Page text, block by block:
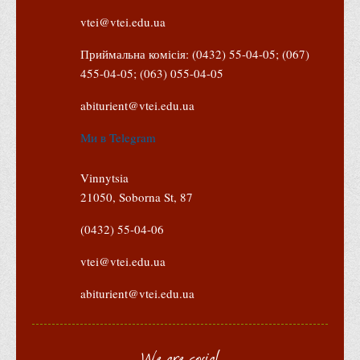
Музей грошей
Реквізити для оплати
Інформація про гуртожитки
вакантні місця державного замовлення
Положення про старосту академічної групи
vtei@vtei.edu.ua
Приймальна комісія: (0432) 55-04-05; (067)
455-04-05; (063) 055-04-05
abiturient@vtei.edu.ua
Ми в Telegram
Vinnytsia
21050, Soborna St, 87
(0432) 55-04-06
vtei@vtei.edu.ua
abiturient@vtei.edu.ua